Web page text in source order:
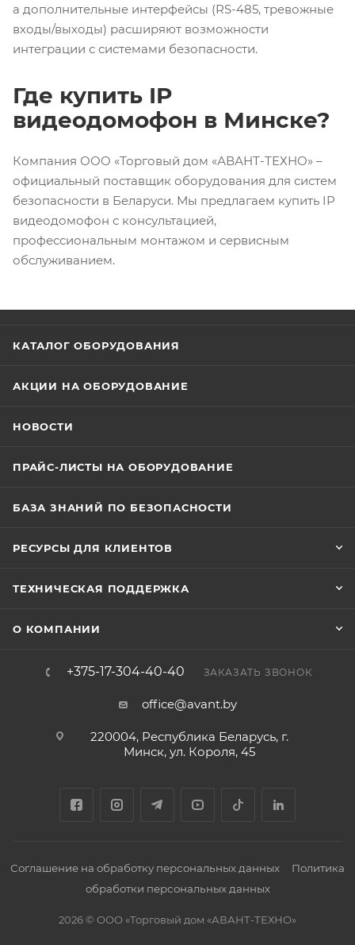
а дополнительные интерфейсы (RS-485, тревожные
входы/выходы) расширяют возможности
интеграции с системами безопасности.
Где купить IP
видеодомофон в Минске?
Компания ООО «Торговый дом «АВАНТ-ТЕХНО» –
официальный поставщик оборудования для систем
безопасности в Беларуси. Мы предлагаем купить IP
видеодомофон с консультацией,
профессиональным монтажом и сервисным
обслуживанием.
КАТАЛОГ ОБОРУДОВАНИЯ
АКЦИИ НА ОБОРУДОВАНИЕ
НОВОСТИ
ПРАЙС-ЛИСТЫ НА ОБОРУДОВАНИЕ
БАЗА ЗНАНИЙ ПО БЕЗОПАСНОСТИ
РЕСУРСЫ ДЛЯ КЛИЕНТОВ
ТЕХНИЧЕСКАЯ ПОДДЕРЖКА
О КОМПАНИИ
+375-17-304-40-40 ЗАКАЗАТЬ ЗВОНОК
office@avant.by
220004, Республика Беларусь, г.
Минск, ул. Короля, 45
Соглашение на обработку персональных данных
Политика
обработки персональных данных
2026 © ООО «Торговый дом «АВАНТ-ТЕХНО»